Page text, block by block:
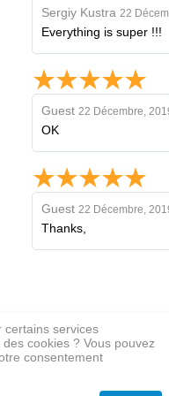
Sergіy Kustra 22
Everything is super !!!
Guest 22 Décembre,
OK
Guest 22 Décembre,
Thanks,
Programme
Contacts
certains services
cookies ? Vous pouvez
consentement